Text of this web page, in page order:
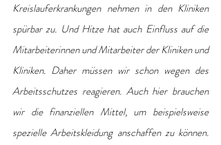
Kreislauferkrankungen nehmen in den Kliniken
spürbar zu. Und Hitze hat auch Einfluss auf die
Mitarbeiterinnen und Mitarbeiter der Kliniken und
Kliniken. Daher müssen wir schon wegen des
Arbeitsschutzes reagieren. Auch hier brauchen
wir die finanziellen Mittel, um beispielsweise
spezielle Arbeitskleidung anschaffen zu können.